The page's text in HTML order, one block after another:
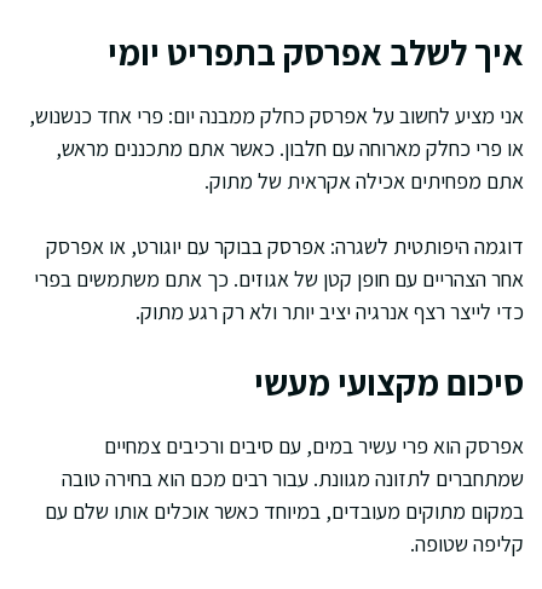
איך לשלב אפרסק בתפריט יומי
אני מציע לחשוב על אפרסק כחלק ממבנה יום: פרי אחד כנשנוש,
או פרי כחלק מארוחה עם חלבון. כאשר אתם מתכננים מראש,
אתם מפחיתים אכילה אקראית של מתוק.
דוגמה היפותטית לשגרה: אפרסק בבוקר עם יוגורט, או אפרסק
אחר הצהריים עם חופן קטן של אגוזים. כך אתם משתמשים בפרי
כדי לייצר רצף אנרגיה יציב יותר ולא רק רגע מתוק.
סיכום מקצועי מעשי
אפרסק הוא פרי עשיר במים, עם סיבים ורכיבים צמחיים
שמתחברים לתזונה מגוונת. עבור רבים מכם הוא בחירה טובה
במקום מתוקים מעובדים, במיוחד כאשר אוכלים אותו שלם עם
קליפה שטופה.